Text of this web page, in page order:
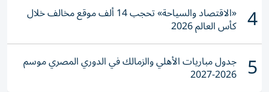
4 «الاقتصاد والسياحة» تحجب 14 ألف موقع مخالف خلال
كأس العالم 2026
5 جدول مباريات الأهلي والزمالك في الدوري المصري موسم
2026-2027